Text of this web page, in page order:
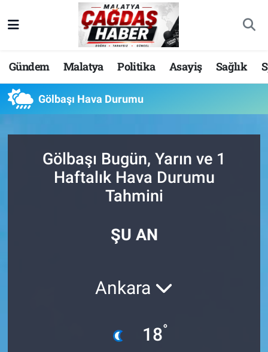
Gündem Malatya Politika Asayiş Sağlık
Gölbaşı Hava Durumu
Gölbaşı Bugün, Yarın ve 1
Haftalık Hava Durumu
Tahmini
ŞU AN
Ankara
18°
Nöbetçi Eczaneler
Hava Durumu
Malatya Namaz Vakitleri
Trafik Durumu
Süper Lig Puan Durumu ve Fikstür
Son Dakika Haberleri